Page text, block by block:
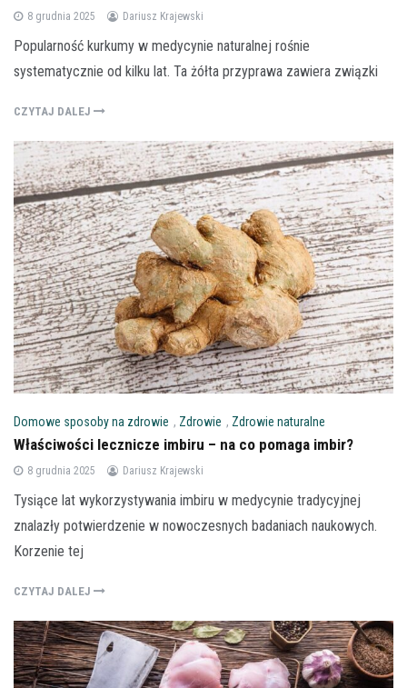
8 grudnia 2025 Dariusz Krajewski
Popularność kurkumy w medycynie naturalnej rośnie
systematycznie od kilku lat. Ta żółta przyprawa zawiera związki
CZYTAJ DALEJ
Domowe sposoby na zdrowie , Zdrowie , Zdrowie naturalne
Właściwości lecznicze imbiru – na co pomaga imbir?
8 grudnia 2025 Dariusz Krajewski
Tysiące lat wykorzystywania imbiru w medycynie tradycyjnej
znalazły potwierdzenie w nowoczesnych badaniach naukowych.
Korzenie tej
CZYTAJ DALEJ